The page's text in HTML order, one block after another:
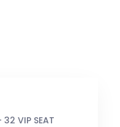
VIP SEAT